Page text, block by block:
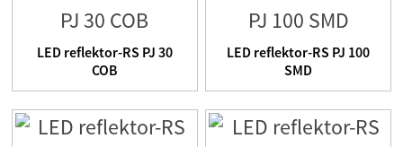
LED reflektor-RS PJ 30
COB
LED reflektor-RS PJ 100
SMD